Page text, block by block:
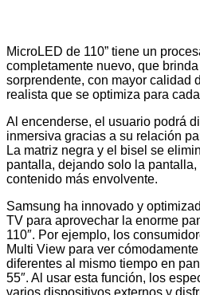
MicroLED de 110” tiene un
completamente nuevo, que
sorprendente, con mayor calidad
realista que se optimiza para
Al encenderse, el usuario podrá
inmersiva gracias a su relación
La matriz negra y el bisel se
pantalla, dejando solo la
contenido más envolvente.
Samsung ha innovado y
TV para aprovechar la enorme
110″. Por ejemplo, los
Multi View para ver
diferentes al mismo tiempo en
55″. Al usar esta función, los
varios dispositivos externos y